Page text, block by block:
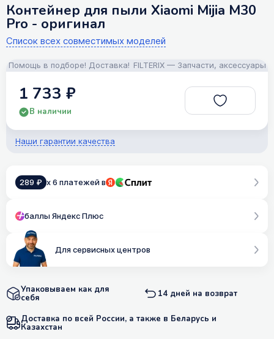
Контейнер для пыли Xiaomi Mijia M30
Pro - оригинал
Список всех совместимых моделей
в подборе! Доставка! FILTERIX — Запчасти, аксессуары и
1 733 ₽
В наличии
Наши гарантии качества
289 ₽ x 6 платежей в
баллы Яндекс Плюс
Для сервисных центров
Упаковываем как для
себя 14 дней на возврат
Доставка по всей России, а также в Беларусь и
Казахстан